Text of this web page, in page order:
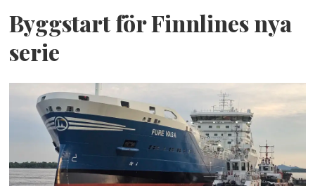
Byggstart för Finnlines nya
serie